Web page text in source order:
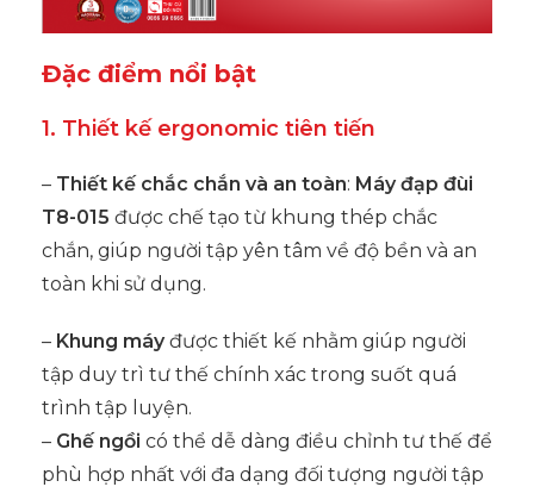
Đặc điểm nổi bật
1. Thiết kế ergonomic tiên tiến
– Thiết kế chắc chắn và an toàn: Máy đạp đùi
T8-015 được chế tạo từ khung thép chắc
chắn, giúp người tập yên tâm về độ bền và an
toàn khi sử dụng.
– Khung máyđược thiết kế nhằm giúp người
tập duy trì tư thế chính xác trong suốt quá
trình tập luyện.
– Ghế ngồi có thể dễ dàng điều chỉnh tư thế để
phù hợp nhất với đa dạng đối tượng người tập